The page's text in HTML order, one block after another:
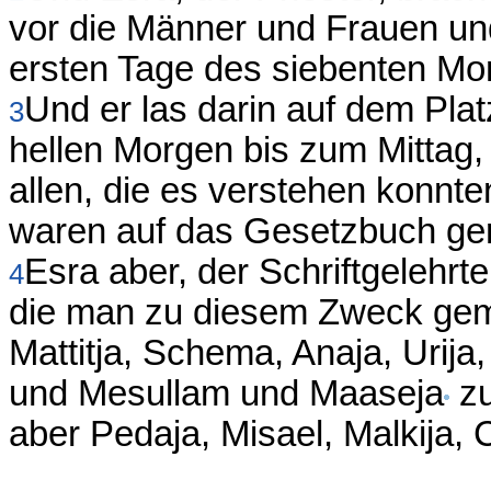
vor die Männer und Frauen
ersten Tage des siebenten
3Und er las darin auf dem
hellen Morgen bis zum
allen, die es verstehen
waren auf das Gesetzbuch
4Esra aber, der
die man zu diesem Zweck
Mattitja, Schema, Anaja,
und Mesullam und Maaseja
aber Pedaja, Misael, Malkija,